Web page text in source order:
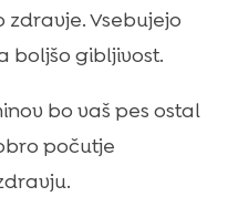
Vsebujejo
boljšo gibljivost.
bo vaš pes ostal
počutje